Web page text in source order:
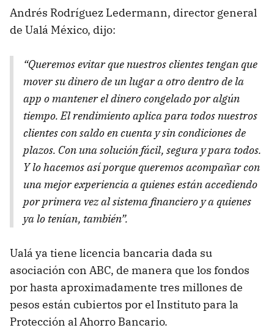
Andrés Rodríguez Ledermann, director general
de Ualá México, dijo:
“Queremos evitar que nuestros clientes tengan que
mover su dinero de un lugar a otro dentro de la
app o mantener el dinero congelado por algún
tiempo. El rendimiento aplica para todos nuestros
clientes con saldo en cuenta y sin condiciones de
plazos. Con una solución fácil, segura y para todos.
Y lo hacemos así porque queremos acompañar con
una mejor experiencia a quienes están accediendo
por primera vez al sistema financiero y a quienes
ya lo tenían, también”.
Ualá ya tiene licencia bancaria dada su
asociación con ABC, de manera que los fondos
por hasta aproximadamente tres millones de
pesos están cubiertos por el Instituto para la
Protección al Ahorro Bancario.